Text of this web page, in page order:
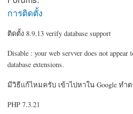
การติดตั้ง
ติดตั้ง 8.9.13 verify database support
Disable : your web servver does not appear
database extensions.
มีวิธีแก้ไหมครับ เข้าไปหาใน Google ทำ
PHP 7.3.21